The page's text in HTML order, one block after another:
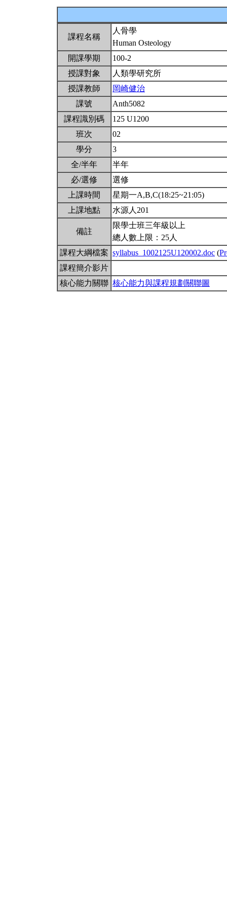
課程名稱
人骨學
Human Osteology
開課學期
100-2
授課對象
人類學研究所
授課教師
岡崎健治
課號
Anth5082
課程識別碼
125 U1200
班次
02
學分
3
全/半年
半年
必/選修
選修
上課時間
星期一A,B,C(18:25~21:05)
上課地點
水源人201
備註
限學士班三年級以上
總人數上限：25人
課程大綱檔案 syllabus_1002125U120002.doc (
課程簡介影片
核心能力關聯 核心能力與課程規劃關聯圖